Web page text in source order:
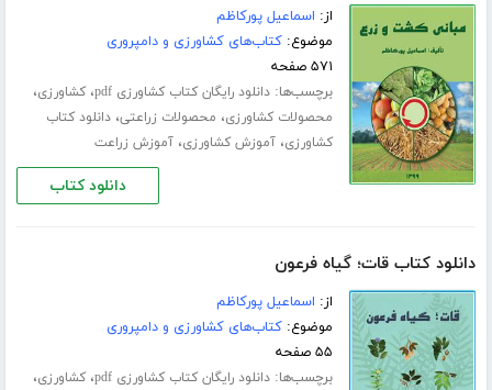
از: اسماعیل پورکاظم
موضوع:کتاب‌های کشاورزی و دامپروری
۵۷۱ صفحه
برچسب‌ها:دانلود رایگان کتاب کشاورزی pdf ،کشاورزی،
محصولات کشاورزی، محصولات زراعتی،دانلود کتاب
کشاورزی،آموزش کشاورزی،آموزش زراعت
دانلود کتاب
دانلود کتاب قات؛ گیاه فرعون
از: اسماعیل پورکاظم
موضوع:کتاب‌های کشاورزی و دامپروری
۵۵ صفحه
برچسب‌ها:دانلود رایگان کتاب کشاورزی pdf ،کشاورزی،